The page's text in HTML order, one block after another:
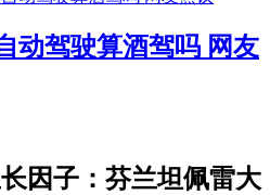
动驾驶算酒驾吗 网友
因子：芬兰坦佩雷大